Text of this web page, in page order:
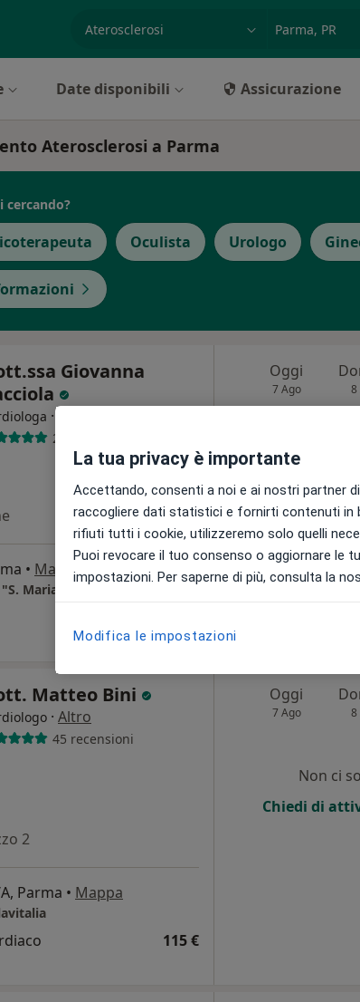
Date disponibili Assicurazione
Aterosclerosi a Parma
cercando?
Oculista Urologo
Giovanna
·
234 recensioni
• Mappa
Maria ai Servi"
Oggi
7 Ago 8
Non ci
Chiedi di
Matteo Bini
· Altro
45 recensioni
2
Parma • Mappa
115 €
Oggi
7 Ago 8
Non ci
Chiedi di
La tua privacy è importante
Accettando, consenti a noi e ai nostri partner
raccogliere dati statistici e fornirti contenuti in
rifiuti tutti i cookie, utilizzeremo solo quelli
Puoi revocare il tuo consenso o aggiornare le
impostazioni. Per saperne di più, consulta la
Modifica le impostazioni